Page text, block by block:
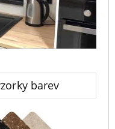
barev